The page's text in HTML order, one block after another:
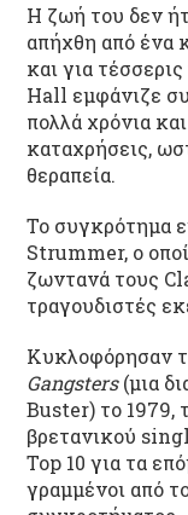
Η ζωή του δεν
απήχθη από ένα
και για
Hall εμφάνιζε
πολλά χρόνια
καταχρήσεις,
θεραπεία.
Το συγκρότημα
Strummer, ο
ζωντανά τους
τραγουδιστές
Κυκλοφόρησαν
Gangsters(μια
Buster) το 1979,
βρετανικού
Top 10 για τα
γραμμένοι από